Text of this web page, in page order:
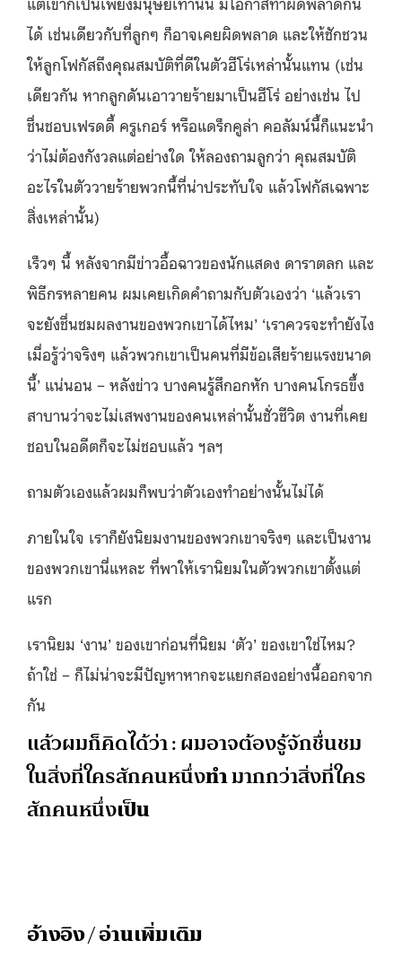
ได้ เช่นเดียวกับที่ลูกๆ ก็อาจเคยผิดพลาด และให้ชักชวน
ให้ลูกโฟกัสถึงคุณสมบัติที่ดีในตัวฮีโร่เหล่านั้นแทน (เช่น
เดียวกัน หากลูกดันเอาวายร้ายมาเป็นฮีโร่ อย่างเช่น ไป
ชื่นชอบเฟรดดี้ ครูเกอร์ หรือแดร็กคูล่า คอลัมน์นี้ก็แนะนำ
ว่าไม่ต้องกังวลแต่อย่างใด ให้ลองถามลูกว่า คุณสมบัติ
อะไรในตัววายร้ายพวกนี้ที่น่าประทับใจ แล้วโฟกัสเฉพาะ
สิ่งเหล่านั้น)
เร็วๆ นี้ หลังจากมีข่าวอื้อฉาวของนักแสดง ดาราตลก และ
พิธีกรหลายคน ผมเคยเกิดคำถามกับตัวเองว่า ‘แล้วเรา
จะยังชื่นชมผลงานของพวกเขาได้ไหม’ ‘เราควรจะทำยังไง
เมื่อรู้ว่าจริงๆ แล้วพวกเขาเป็นคนที่มีข้อเสียร้ายแรงขนาด
นี้’ แน่นอน – หลังข่าว บางคนรู้สึกอกหัก บางคนโกรธขึ้ง
สาบานว่าจะไม่เสพงานของคนเหล่านั้นชั่วชีวิต งานที่เคย
ชอบในอดีตก็จะไม่ชอบแล้ว ฯลฯ
ถามตัวเองแล้วผมก็พบว่าตัวเองทำอย่างนั้นไม่ได้
ภายในใจ เราก็ยังนิยมงานของพวกเขาจริงๆ และเป็นงาน
ของพวกเขานี่แหละ ที่พาให้เรานิยมในตัวพวกเขาตั้งแต่
แรก
เรานิยม ‘งาน’ ของเขาก่อนที่นิยม ‘ตัว’ ของเขาใช่ไหม?
ถ้าใช่ – ก็ไม่น่าจะมีปัญหาหากจะแยกสองอย่างนี้ออกจาก
กัน
แล้วผมก็คิดได้ว่า ​: ผมอาจต้องรู้จักชื่นชม
ในสิ่งที่ใครสักคนหนึ่งทำมากกว่าสิ่งที่ใคร
สักคนหนึ่งเป็น
อ้างอิง / อ่านเพิ่มเติม